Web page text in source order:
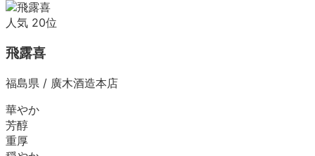
人気 20位
飛露喜
福島県 / 廣木酒造本店
華やか
芳醇
重厚